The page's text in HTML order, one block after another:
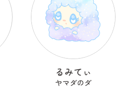
るみてぃ
ヤマダのダ